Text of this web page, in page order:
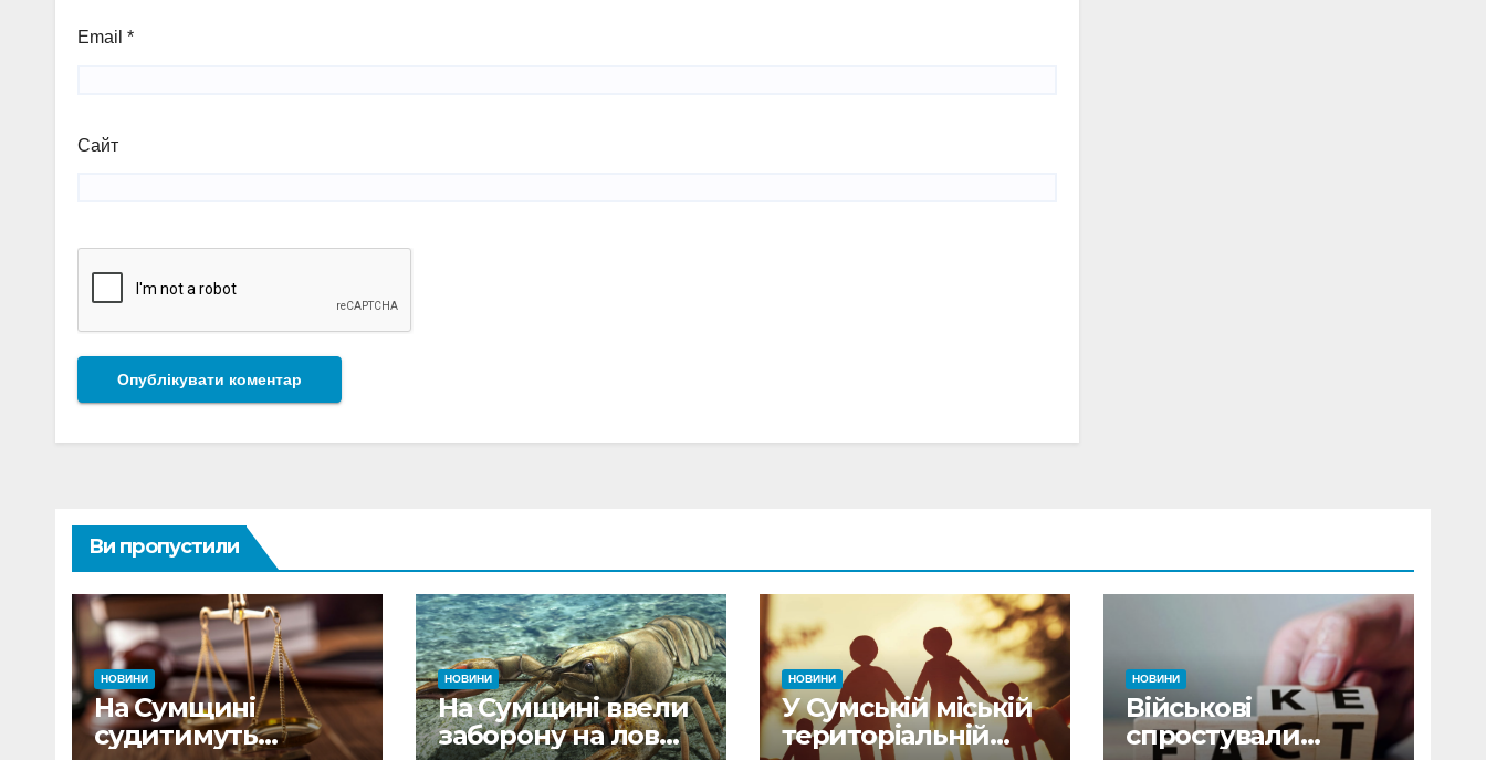
Email *
Сайт
Ви пропустили
НОВИНИ
На Сумщині
судитимуть
НОВИНИ
На Сумщині ввели
заборону на лов
НОВИНИ
У Сумській міській
територіальній
НОВИНИ
Військові
спростували